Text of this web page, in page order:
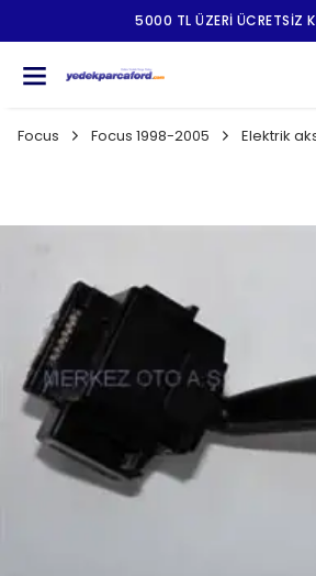
5000 TL ÜZERI ÜCRETSIZ
Focus Focus 1998-2005 Elektrik